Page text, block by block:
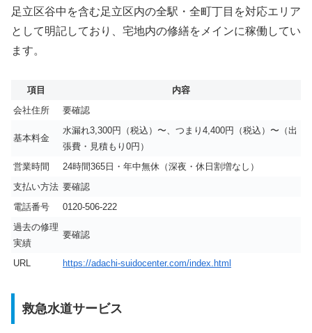
足立区谷中を含む足立区内の全駅・全町丁目を対応エリア
として明記しており、宅地内の修繕をメインに稼働してい
ます。
項目
内容
会社住所
要確認
基本料金
水漏れ3,300円（税込）〜、つまり4,400円（税込）〜（出
張費・見積もり0円）
営業時間
24時間365日・年中無休（深夜・休日割増なし）
支払い方法 要確認
電話番号
0120-506-222
過去の修理
実績
要確認
URL https://adachi-suidocenter.com/index.html
救急水道サービス